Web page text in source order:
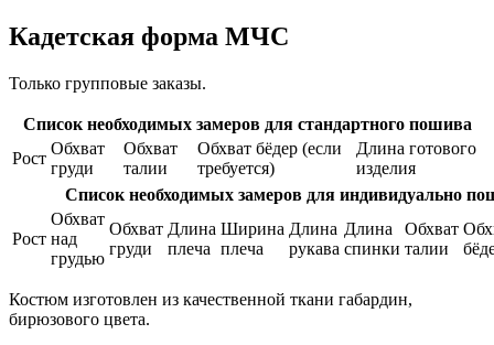
Кадетская форма МЧС
Только групповые заказы.
Список необходимых замеров для стандартного пошива
Рост
Обхват
груди
Обхват
талии
Обхват бёдер (если
требуется)
Длина готового
изделия
Список необходимых замеров для индивидуально
Рост
Обхват
над
грудью
Обхват
груди
Длина
плеча
Ширина
плеча
Длина
рукава
Длина
спинки
Обхват
талии
Костюм изготовлен из качественной ткани габардин,
бирюзового цвета.